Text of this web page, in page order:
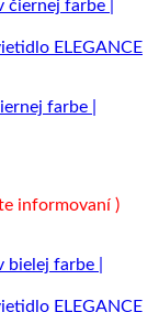
farbe |
informovaní )